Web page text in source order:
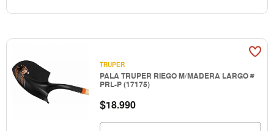
TRUPER
PALA TRUPER RIEGO M/MADERA LARGO #
PRL-P (17175)
$18.990